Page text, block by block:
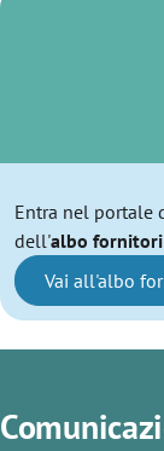
Entra nel portale
dell'albo fornitori
Vai all'albo